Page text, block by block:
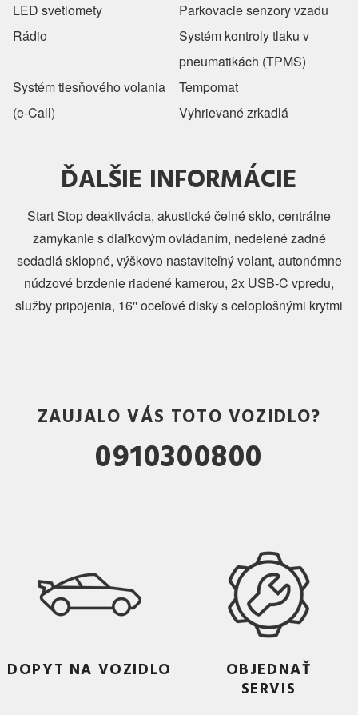
LED svetlomety
Parkovacie senzory vzadu
Rádio
Systém kontroly tlaku v
pneumatikách (TPMS)
Systém tiesňového volania
(e-Call)
Tempomat
Vyhrievané zrkadlá
ĎALŠIE INFORMÁCIE
Start Stop deaktivácia, akustické čelné sklo, centrálne
zamykanie s diaľkovým ovládaním, nedelené zadné
sedadlá sklopné, výškovo nastaviteľný volant, autonómne
núdzové brzdenie riadené kamerou, 2x USB-C vpredu,
služby pripojenia, 16'' oceľové disky s celoplošnými krytmi
ZAUJALO VÁS TOTO VOZIDLO?
0910300800
DOPYT NA VOZIDLO
OBJEDNAŤ
SERVIS